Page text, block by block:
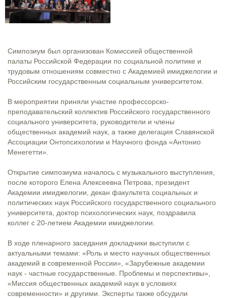
Симпозиум был организован Комиссией общественной
палаты Российской Федерации по социальной политике и
трудовым отношениям совместно с Академией имиджелогии и
Российским государственным социальным университетом.
В мероприятии приняли участие профессорско-
преподавательский коллектив Российского государственного
социального университета, руководители и члены
общественных академий наук, а также делегация Славянской
Ассоциации Онтопсихологии и Научного фонда «Антонио
Менегетти».
Открытие симпозиума началось с музыкального выступления,
после которого Елена Алексеевна Петрова, президент
Академии имиджелогии, декан факультета социальных и
политических наук Российского государственного социального
университета, доктор психологических наук, поздравила
коллег с 20-летием Академии имиджелогии.
В ходе пленарного заседания докладчики выступили с
актуальными темами: «Роль и место научных общественных
академий в современной России», «Зарубежные академии
наук - частные государственные. Проблемы и перспективы»,
«Миссия общественных академий наук в условиях
современности» и другими. Эксперты также обсудили